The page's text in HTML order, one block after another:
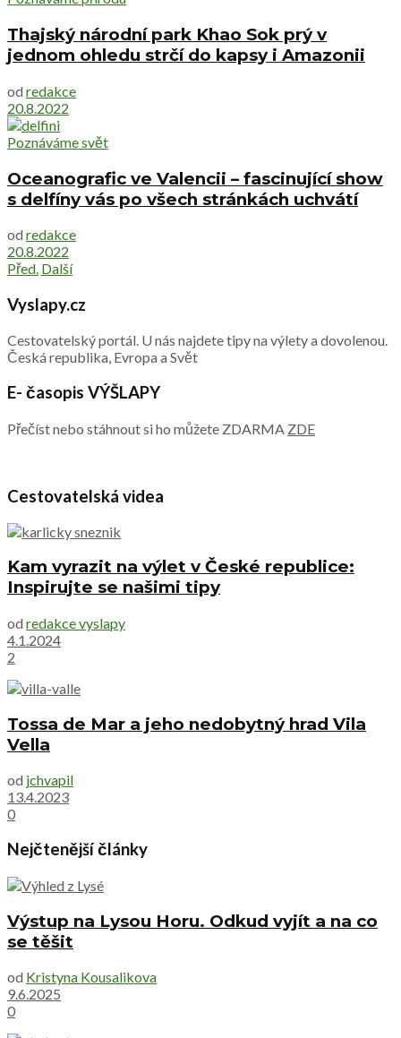
Thajský národní park Khao Sok prý v
jednom ohledu strčí do kapsy i Amazonii
od redakce
20.8.2022
Poznáváme svět
Oceanografic ve Valencii – fascinující show
s delfíny vás po všech stránkách uchvátí
od redakce
20.8.2022
Před. Další
Vyslapy.cz
Cestovatelský portál. U nás najdete tipy na výlety a dovolenou.
Česká republika, Evropa a Svět
E- časopis VÝŠLAPY
Přečíst nebo stáhnout si ho můžete ZDARMA ZDE
Cestovatelská videa
Kam vyrazit na výlet v České republice:
Inspirujte se našimi tipy
od redakce vyslapy
4.1.2024
2
Tossa de Mar a jeho nedobytný hrad Vila
Vella
od jchvapil
13.4.2023
0
Nejčtenější články
Výstup na Lysou Horu. Odkud vyjít a na co
se těšit
od Kristyna Kousalikova
9.6.2025
0